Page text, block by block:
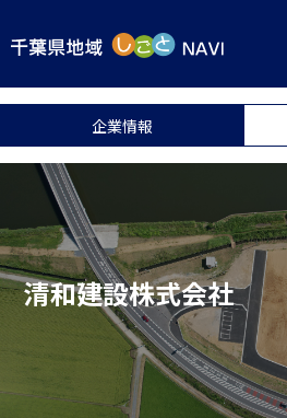
企業情報
清和建設株式会社